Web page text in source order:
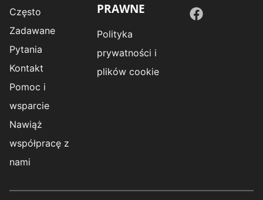
Często
Zadawane
Pytania
Kontakt
Pomoc i
wsparcie
Nawiąż
współpracę z
nami
PRAWNE
Polityka
prywatności i
plików cookie